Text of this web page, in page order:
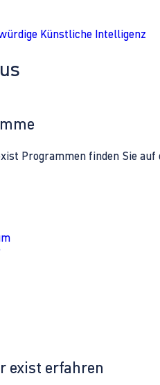
Künstliche Intelligenz
exist erfahren
Programmen finden Sie